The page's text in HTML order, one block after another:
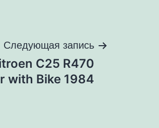
Следующая запись
C25 R470
with Bike 1984